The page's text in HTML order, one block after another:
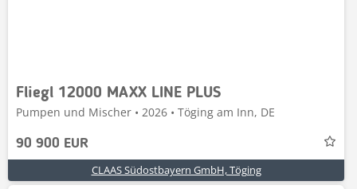
Fliegl 12000 MAXX LINE PLUS
Pumpen und Mischer • 2026 • Töging am Inn, DE
90 900 EUR
CLAAS Südostbayern GmbH, Töging